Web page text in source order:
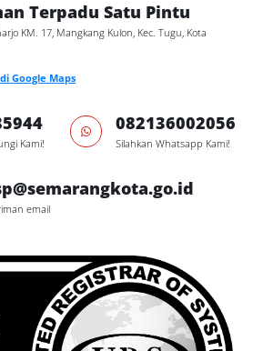
Terpadu Satu Pintu
KM. 17, Mangkang Kulon, Kec. Tugu, Kota
Google Maps
Kami!
082136002056
Silahkan Whatsapp Kami!
email